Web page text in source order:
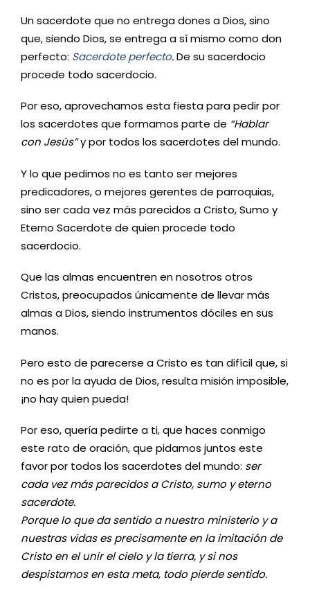
Un sacerdote que no entrega dones a Dios, sino
que, siendo Dios, se entrega a sí mismo como don
perfecto: Sacerdote perfecto.De su sacerdocio
procede todo sacerdocio.
Por eso, aprovechamos esta fiesta para pedir por
los sacerdotes que formamos parte de “Hablar
con Jesús”y por todos los sacerdotes del mundo.
Y lo que pedimos no es tanto ser mejores
predicadores, o mejores gerentes de parroquias,
sino ser cada vez más parecidos a Cristo, Sumo y
Eterno Sacerdote de quien procede todo
sacerdocio.
Que las almas encuentren en nosotros otros
Cristos, preocupados únicamente de llevar más
almas a Dios, siendo instrumentos dóciles en sus
manos.
Pero esto de parecerse a Cristo es tan difícil que, si
no es por la ayuda de Dios, resulta misión imposible,
¡no hay quien pueda!
Por eso, quería pedirte a ti, que haces conmigo
este rato de oración, que pidamos juntos este
favor por todos los sacerdotes del mundo: ser
cada vez más parecidos a Cristo, sumo y eterno
sacerdote.
Porque lo que da sentido a nuestro ministerio y a
nuestras vidas es precisamente en la imitación de
Cristo en el unir el cielo y la tierra, y si nos
despistamos en esta meta, todo pierde sentido.